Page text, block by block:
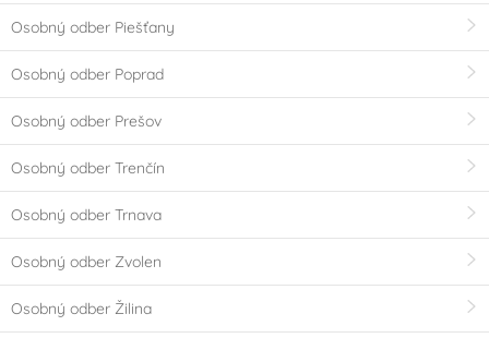
Osobný odber Piešťany
Osobný odber Poprad
Osobný odber Prešov
Osobný odber Trenčín
Osobný odber Trnava
Osobný odber Zvolen
Osobný odber Žilina